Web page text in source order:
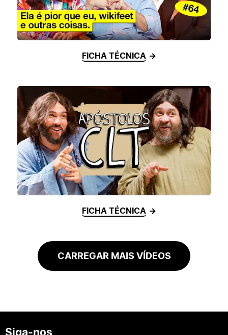
FICHA TÉCNICA
FICHA TÉCNICA
CARREGAR MAIS VÍDEOS
Siga-nos